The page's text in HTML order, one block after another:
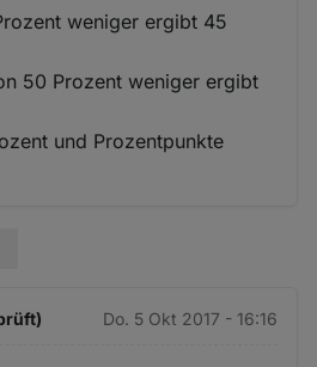
weniger ergibt 45
50 Prozent weniger ergibt
und Prozentpunkte
Do. 5 Okt 2017 - 16:16